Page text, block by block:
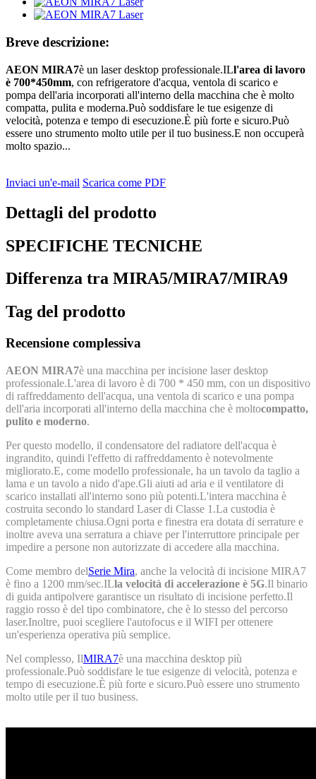
Breve descrizione:
AEON MIRA7è un laser desktop professionale.ILl'area di lavoro
è 700*450mm, con refrigeratore d'acqua, ventola di scarico e
pompa dell'aria incorporati all'interno della macchina che è molto
compatta, pulita e moderna.Può soddisfare le tue esigenze di
velocità, potenza e tempo di esecuzione.È più forte e sicuro.Può
essere uno strumento molto utile per il tuo business.E non occuperà
molto spazio...
Inviaci un'e-mail Scarica come PDF
Dettagli del prodotto
SPECIFICHE TECNICHE
Differenza tra MIRA5/MIRA7/MIRA9
Tag del prodotto
Recensione complessiva
AEON MIRA7è una macchina per incisione laser desktop
professionale.L'area di lavoro è di 700 * 450 mm, con un dispositivo
di raffreddamento dell'acqua, una ventola di scarico e una pompa
dell'aria incorporati all'interno della macchina che è moltocompatto,
pulito e moderno.
Per questo modello, il condensatore del radiatore dell'acqua è
ingrandito, quindi l'effetto di raffreddamento è notevolmente
migliorato.E, come modello professionale, ha un tavolo da taglio a
lama e un tavolo a nido d'ape.Gli aiuti ad aria e il ventilatore di
scarico installati all'interno sono più potenti.L'intera macchina è
costruita secondo lo standard Laser di Classe 1.La custodia è
completamente chiusa.Ogni porta e finestra era dotata di serrature e
inoltre aveva una serratura a chiave per l'interruttore principale per
impedire a persone non autorizzate di accedere alla macchina.
Come membro delSerie Mira, anche la velocità di incisione MIRA7
è fino a 1200 mm/sec.ILla velocità di accelerazione è 5G.Il binario
di guida antipolvere garantisce un risultato di incisione perfetto.Il
raggio rosso è del tipo combinatore, che è lo stesso del percorso
laser.Inoltre, puoi scegliere l'autofocus e il WIFI per ottenere
un'esperienza operativa più semplice.
Nel complesso, IlMIRA7è una macchina desktop più
professionale.Può soddisfare le tue esigenze di velocità, potenza e
tempo di esecuzione.È più forte e sicuro.Può essere uno strumento
molto utile per il tuo business.